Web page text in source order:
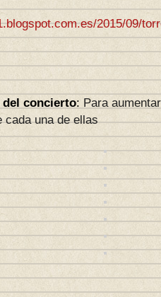
2015/09/
concierto: Para
cada una de ellas